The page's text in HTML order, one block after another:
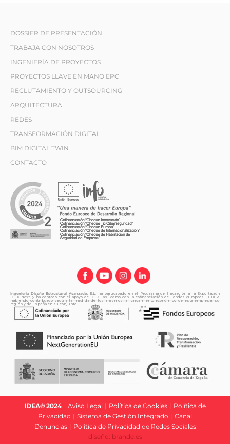
DOSSIER DE PRESENTACIÓN
TRABAJA CON NOSOTROS
INGENIERÍA DE PROYECTOS
PROYECTOS LLAVE EN MANO EPC
RECLUTAMIENTO Y OUTSOURCING
ARQUITECTURA
REDES
TRANSFORMACIÓN DIGITAL
BIM DIGITAL TWIN
CONTACTO
Ingeniería Diseño Estructural Avanzado, S.L. ha participado en el Programa de Iniciación a la Exportación
ICEX-Next, y ha contado con el apoyo de ICEX, así como con la cofinanciación de Fondos europeos FEDER,
habiendo contribuido según la medida de los mismos, al crecimiento económico de esta empresa, su
región y de España en su conjunto.
IDEA© 2024 Aviso Legal | Política de Cookies | Política de
Privacidad | Sistema de Gestión Integrado | Canal
Denuncias | Política de Privacidad de Redes Sociales
diseño: brande.es